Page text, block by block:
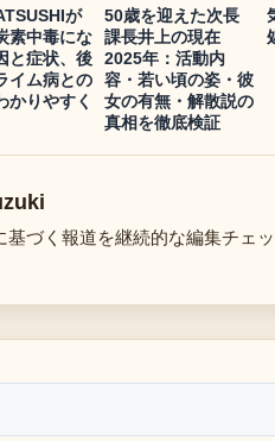
が
素中毒にな
と症状、後
イム病との
かりやすく
50歳を迎えた次長
課長井上の現在
2025年：活動内
容・若い頃の姿・彼
女の有無・解散説の
真相を徹底検証
基づく報道を継続的な編集チェ